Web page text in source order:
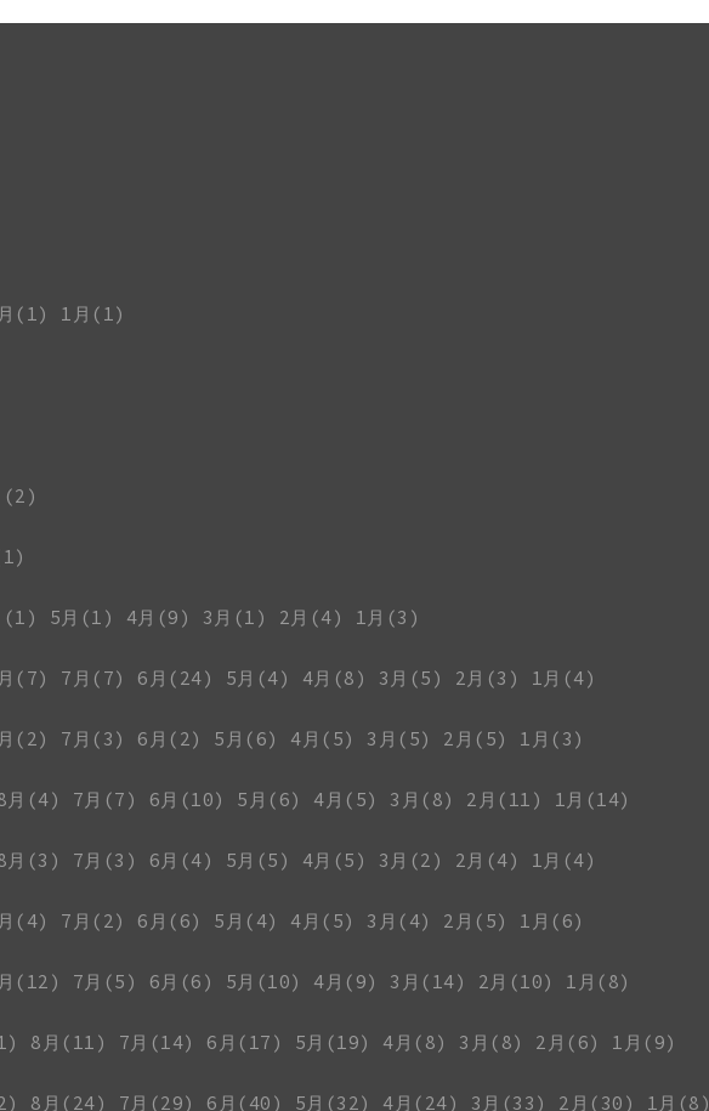
(1)
1月(1)
(2)
(1) 5月(1) 4月(9) 3月(1) 2月(4)
1月(3)
(7) 7月(7) 6月(24) 5月(4) 4月(8) 3月(5) 2月(3)
1月(4)
(2) 7月(3) 6月(2) 5月(6) 4月(5) 3月(5) 2月(5)
1月(3)
月(4) 7月(7) 6月(10) 5月(6) 4月(5) 3月(8) 2月(11)
1月(14)
月(3) 7月(3) 6月(4) 5月(5) 4月(5) 3月(2) 2月(4)
1月(4)
(4) 7月(2) 6月(6) 5月(4) 4月(5) 3月(4) 2月(5)
1月(6)
(12) 7月(5) 6月(6) 5月(10) 4月(9) 3月(14) 2月(10)
1月(8)
8月(11) 7月(14) 6月(17) 5月(19) 4月(8) 3月(8) 2月(6)
1月(9)
8月(24) 7月(29) 6月(40) 5月(32) 4月(24) 3月(33) 2月(30) 1月(8)